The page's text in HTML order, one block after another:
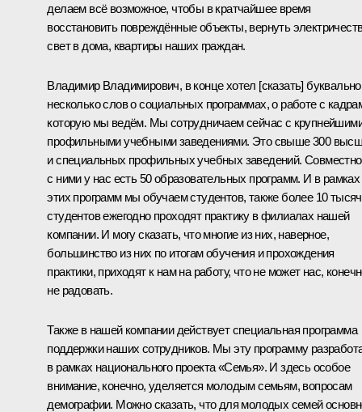
делаем всё возможное, чтобы в кратчайшее время
восстановить повреждённые объекты, вернуть
свет в дома, квартиры наших граждан.
Владимир Владимирович, в конце хотел [сказать] буквально
несколько слов о социальных программах, о работе с
которую мы ведём. Мы сотрудничаем сейчас с
профильными учебными заведениями. Это свыше 300
и специальных профильных учебных заведений. Совместно
с ними у нас есть 50 образовательных программ. И в рамках
этих программ мы обучаем студентов, также более 10 тысяч
студентов ежегодно проходят практику в филиалах нашей
компании. И могу сказать, что многие из них, наверное,
большинство из них по итогам обучения и прохождения
практики, приходят к нам на работу, что не может нас,
не радовать.
Также в нашей компании действует специальная программа
поддержки наших сотрудников. Мы эту программу
в рамках национального проекта «Семья». И здесь особое
внимание, конечно, уделяется молодым семьям, вопросам
демографии. Можно сказать, что для молодых семей